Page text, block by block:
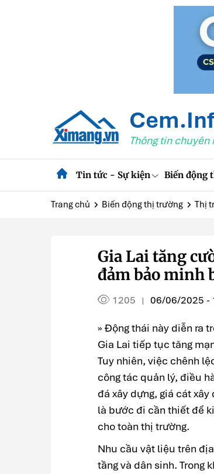
Thông tin chuyên
Tin tức - Sự kiện Biến động
Trang chủ Biến động thị trường Thị
Gia Lai tăng
đảm bảo minh
1205 | 06/06/2025 -
» Động thái này diễn ra
Gia Lai tiếp tục tăng
Tuy nhiên, việc chênh
công tác quản lý, điều
đá xây dựng, giá cát
là bước đi cần thiết để
cho toàn thị trường.
Nhu cầu vật liệu trên
tầng và dân sinh. Trong